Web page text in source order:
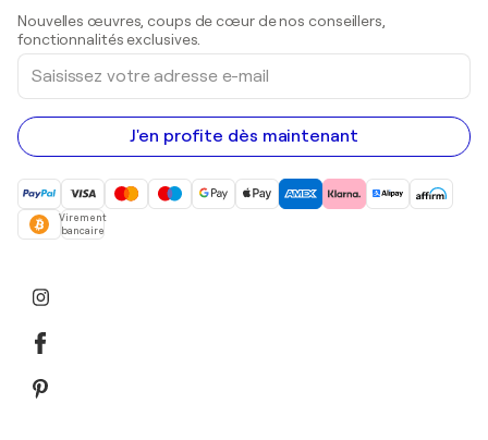
Peintures acryliques
Nouvelles œuvres, coups de cœur de nos conseillers,
fonctionnalités exclusives.
Saisissez
votre
adresse
e-
mail
J'en profite dès maintenant
Virement
bancaire